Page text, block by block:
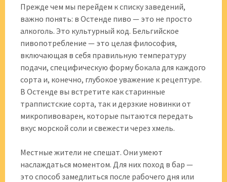
Прежде чем мы перейдем к списку заведений,
важно понять: в Остенде пиво — это не просто
алкоголь. Это культурный код. Бельгийское
пивопотребление — это целая философия,
включающая в себя правильную температуру
подачи, специфическую форму бокала для каждого
сорта и, конечно, глубокое уважение к рецептуре.
В Остенде вы встретите как старинные
траппистские сорта, так и дерзкие новинки от
микропивоварен, которые пытаются передать
вкус морской соли и свежести через хмель.
Местные жители не спешат. Они умеют
наслаждаться моментом. Для них поход в бар —
это способ замедлиться после рабочего дня или